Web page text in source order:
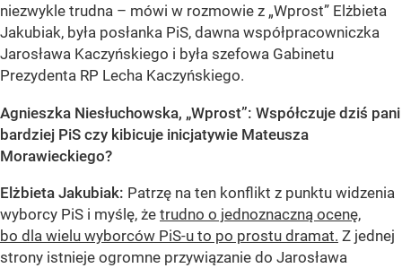
niezwykle trudna – mówi w rozmowie z „Wprost” Elżbieta
Jakubiak, była posłanka PiS, dawna współpracowniczka
Jarosława Kaczyńskiego i była szefowa Gabinetu
Prezydenta RP Lecha Kaczyńskiego.
Agnieszka Niesłuchowska, „Wprost”: Współczuje dziś pani
bardziej PiS czy kibicuje inicjatywie Mateusza
Morawieckiego?
Elżbieta Jakubiak: Patrzę na ten konflikt z punktu widzenia
wyborcy PiS i myślę, że trudno o jednoznaczną ocenę,
bo dla wielu wyborców PiS-u to po prostu dramat. Z jednej
strony istnieje ogromne przywiązanie do Jarosława